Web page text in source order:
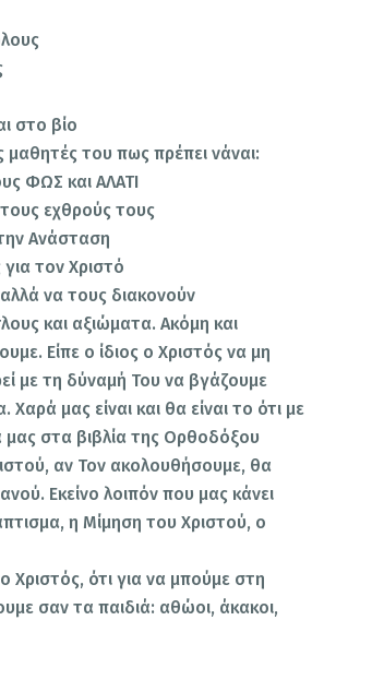
στο βίο
μαθητές του πως πρέπει νάναι:
ΦΩΣ και ΑΛΑΤΙ
εχθρούς τους
Ανάσταση
τον Χριστό
να τους διακονούν
και αξιώματα. Ακόμη και
Είπε ο ίδιος ο Χριστός να μη
με τη δύναμή Του να βγάζουμε
μας είναι και θα είναι το ότι με
στα βιβλία της Ορθοδόξου
αν Τον ακολουθήσουμε, θα
Εκείνο λοιπόν που μας κάνει
η Μίμηση του Χριστού, ο
ότι για να μπούμε στη
σαν τα παιδιά: αθώοι, άκακοι,